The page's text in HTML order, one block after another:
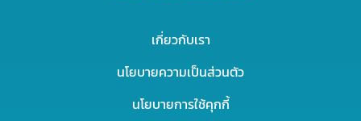
เกี่ยวกับเรา
นโยบายความเป็นส่วนตัว
นโยบายการใช้คุกกี้